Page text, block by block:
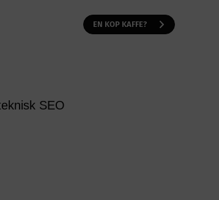
EN KOP KAFFE?